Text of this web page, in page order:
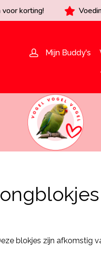
korting!
Mijn Buddy's
blokjes zijn afkomstig